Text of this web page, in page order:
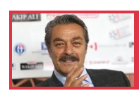
İlan
Kimdir